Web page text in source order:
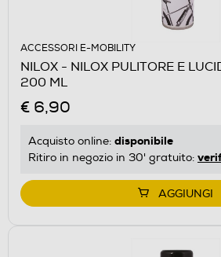
ACCESSORI E-MOBILITY
NILOX - NILOX PULITORE E
200 ML
€ 6,90
Acquisto online: disponibile
Ritiro in negozio in 30' gratuito:
AGGIUNGI